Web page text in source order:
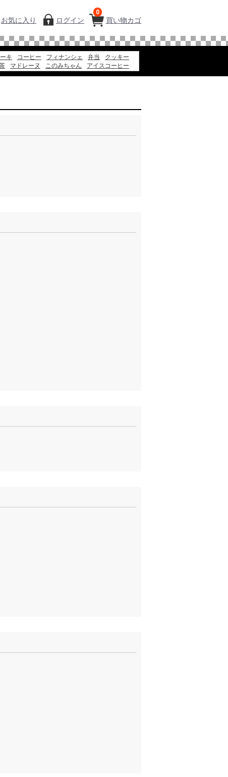
買い物カゴ
0
お気に入り ログイン
キ コーヒー フィナンシェ 弁当
クッキー
マドレーヌ このみちゃん
アイスコーヒー